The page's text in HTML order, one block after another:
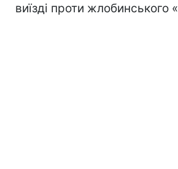
виїзді проти жлобинського